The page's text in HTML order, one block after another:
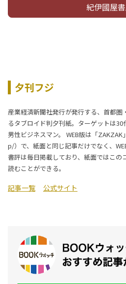
紀伊國屋
夕刊フジ
産業経済新聞社発行が発行する、首都
るタブロイド判夕刊紙。ターゲットは
男性ビジネスマン。 WEB版は「
p/）で、紙面と同じ記事だけでなく、
書評は毎日掲載しており、紙面ではこの
読むことができる。
記事一覧 公式サイト